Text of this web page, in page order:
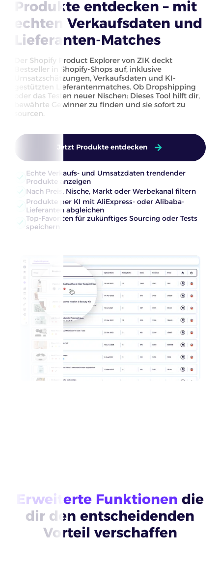
Produkte entdecken – mit
echten Verkaufsdaten und
Lieferanten-Matches
Der Shopify Product Explorer von ZIK deckt
Bestseller in Shopify-Shops auf, inklusive
Umsatzschätzungen, Verkaufsdaten und KI-
gestützten Lieferantenmatches. Ob Dropshipping
oder das Testen neuer Nischen: Dieses Tool hilft dir,
bewährte Gewinner zu finden und sie sofort zu
sourcen.
Jetzt Produkte entdecken
Echte Verkaufs- und Umsatzdaten trendender
Produkte anzeigen
Nach Preis, Nische, Markt oder Werbekanal filtern
Produkte per KI mit AliExpress- oder Alibaba-
Lieferanten abgleichen
Top-Favoriten für zukünftiges Sourcing oder Tests
speichern
Erweiterte Funktionen die
dir den entscheidenden
Vorteil verschaffen